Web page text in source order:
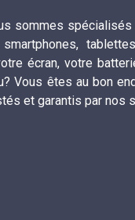
sommes
écran, votre
Vous êtes au bon
et garantis par nos